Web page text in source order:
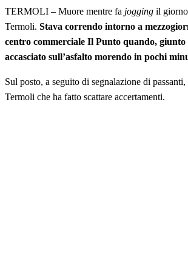
TERMOLI – Muore mentre fa jogging il
Termoli. Stava correndo intorno a
centro commerciale Il Punto quando,
accasciato sull’asfalto morendo in pochi
Sul posto, a seguito di segnalazione di
Termoli che ha fatto scattare accertamenti.